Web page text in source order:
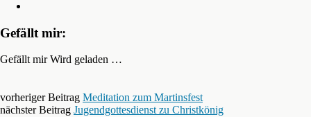
Gefällt mir:
Gefällt mir Wird geladen …
vorheriger Beitrag Meditation zum Martinsfest
nächster Beitrag Jugendgottesdienst zu Christkönig